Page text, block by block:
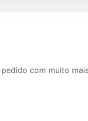
com muito